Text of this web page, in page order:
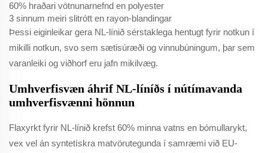
60% hraðari vötnunarnefnd en polyester
3 sinnum meiri slitrótt en rayon-blandingar
Þessi eiginleikar gera NL-línið sérstaklega hentugt fyrir notkun í
mikilli notkun, svo sem sætisúræði og vinnubúningum, þar sem
varanleiki og viðhorf eru jafn mikilvæg.
Umhverfisvæn áhrif NL-líníðs í nútímavanda
umhverfisvænni hönnun
Flaxyrkt fyrir NL-línið krefst 60% minna vatns en bómullarykt,
vex vel án syntetískra matvörutegunda í samræmi við EU-